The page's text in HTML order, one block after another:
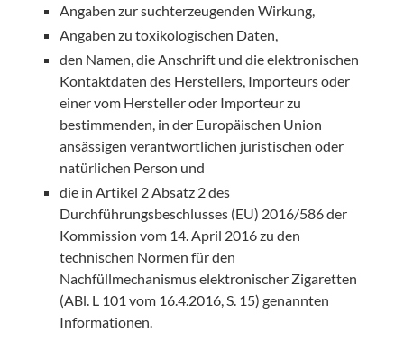
Angaben zur suchterzeugenden Wirkung,
Angaben zu toxikologischen Daten,
den Namen, die Anschrift und die elektronischen
Kontaktdaten des Herstellers, Importeurs oder
einer vom Hersteller oder Importeur zu
bestimmenden, in der Europäischen Union
ansässigen verantwortlichen juristischen oder
natürlichen Person und
die in Artikel 2 Absatz 2 des
Durchführungsbeschlusses (EU) 2016/586 der
Kommission vom 14. April 2016 zu den
technischen Normen für den
Nachfüllmechanismus elektronischer Zigaretten
(ABl. L 101 vom 16.4.2016, S. 15) genannten
Informationen.